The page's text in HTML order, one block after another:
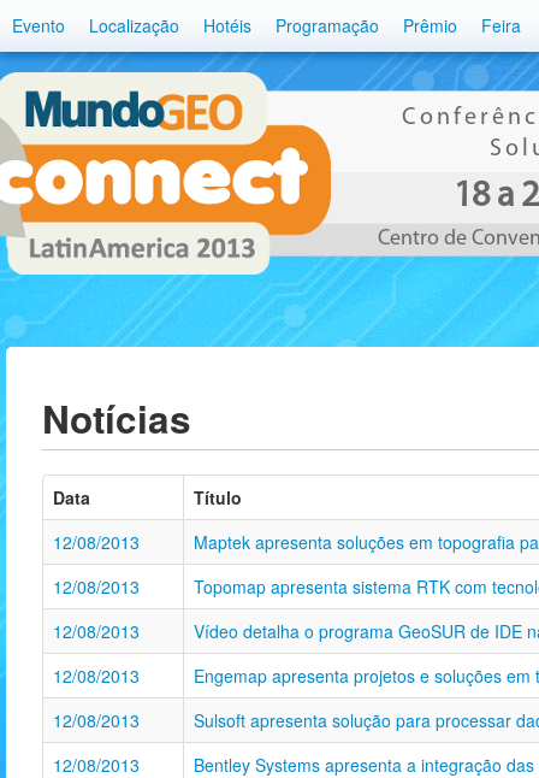
Evento Localização Hotéis Programação Prêmio Feira
18 a
Centro de
Notícias
Data
Título
12/08/2013
Maptek apresenta soluções em topografia
12/08/2013
Topomap apresenta sistema RTK com
12/08/2013
Vídeo detalha o programa GeoSUR de IDE
12/08/2013
Engemap apresenta projetos e soluções em
12/08/2013
Sulsoft apresenta solução para processar
12/08/2013
Bentley Systems apresenta a integração